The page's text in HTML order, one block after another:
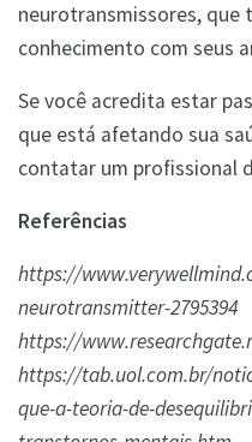
neurotransmissores, que
conhecimento com seus
Se você acredita estar
que está afetando sua
contatar um profissional
Referências
https://
neurotransmitter-2795394
https://
https://tab.uol.com.br/
que-a-teoria-de-